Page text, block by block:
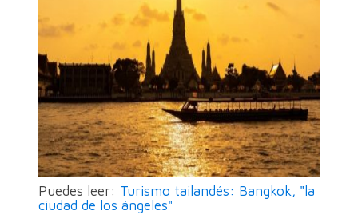
Puedes leer: Turismo tailandés: Bangkok, "la
ciudad de los ángeles"